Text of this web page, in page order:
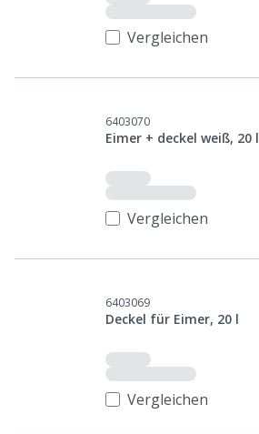
Vergleichen
6403070
Eimer + deckel weiß, 20 l
Vergleichen
6403069
Deckel für Eimer, 20 l
Vergleichen